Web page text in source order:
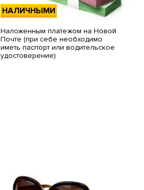
НАЛИЧНЫМИ
Наложенным платежом на Новой
Почте (при себе необходимо
иметь паспорт или водительское
удостоверение)